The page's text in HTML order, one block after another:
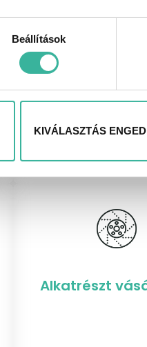
Beállítások
KIVÁLASZTÁS
Flotta
Alkatrészt